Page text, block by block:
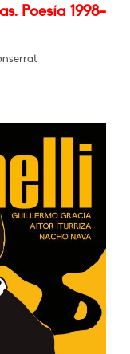
Poesía 1998-